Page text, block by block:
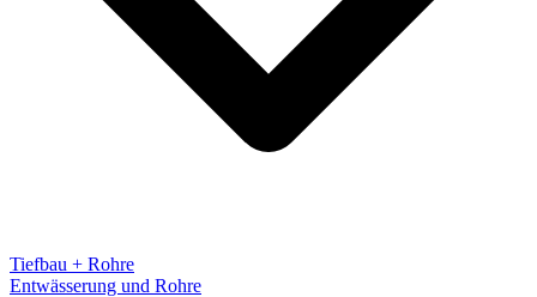
Tiefbau + Rohre
Entwässerung und Rohre